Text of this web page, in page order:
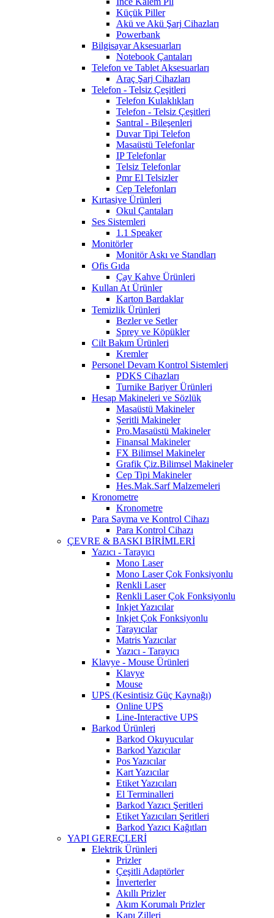
Küçük Piller
Akü ve Akü Şarj Cihazları
Powerbank
Bilgisayar Aksesuarları
Notebook Çantaları
Telefon ve Tablet Aksesuarları
Araç Şarj Cihazları
Telefon - Telsiz Çeşitleri
Telefon Kulaklıkları
Telefon - Telsiz Çeşitleri
Santral - Bileşenleri
Duvar Tipi Telefon
Masaüstü Telefonlar
IP Telefonlar
Telsiz Telefonlar
Pmr El Telsizler
Cep Telefonları
Kırtasiye Ürünleri
Okul Çantaları
Ses Sistemleri
1.1 Speaker
Monitörler
Monitör Askı ve Standları
Ofis Gıda
Çay Kahve Ürünleri
Kullan At Ürünler
Karton Bardaklar
Temizlik Ürünleri
Bezler ve Setler
Sprey ve Köpükler
Cilt Bakım Ürünleri
Kremler
Personel Devam Kontrol Sistemleri
PDKS Cihazları
Turnike Bariyer Ürünleri
Hesap Makineleri ve Sözlük
Masaüstü Makineler
Şeritli Makineler
Pro.Masaüstü Makineler
Finansal Makineler
FX Bilimsel Makineler
Grafik Çiz.Bilimsel Makineler
Cep Tipi Makineler
Hes.Mak.Sarf Malzemeleri
Kronometre
Kronometre
Para Sayma ve Kontrol Cihazı
Para Kontrol Cihazı
ÇEVRE & BASKI BİRİMLERİ
Yazıcı - Tarayıcı
Mono Laser
Mono Laser Çok Fonksiyonlu
Renkli Laser
Renkli Laser Çok Fonksiyonlu
Inkjet Yazıcılar
Inkjet Çok Fonksiyonlu
Tarayıcılar
Matris Yazıcılar
Yazıcı - Tarayıcı
Klavye - Mouse Ürünleri
Klavye
Mouse
UPS (Kesintisiz Güç Kaynağı)
Online UPS
Line-Interactive UPS
Barkod Ürünleri
Barkod Okuyucular
Barkod Yazıcılar
Pos Yazıcılar
Kart Yazıcılar
Etiket Yazıcıları
El Terminalleri
Barkod Yazıcı Şeritleri
Etiket Yazıcıları Şeritleri
Barkod Yazıcı Kağıtları
YAPI GEREÇLERİ
Elektrik Ürünleri
Prizler
Çeşitli Adaptörler
İnverterler
Akıllı Prizler
Akım Korumalı Prizler
Kapı Zilleri